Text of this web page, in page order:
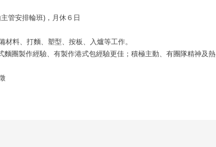
管安排輪班)，月休６日
料、打麵、塑型、按板、入爐等工作。
團製作經驗、有製作港式包經驗更佳；積極主動、有團隊精神及熱